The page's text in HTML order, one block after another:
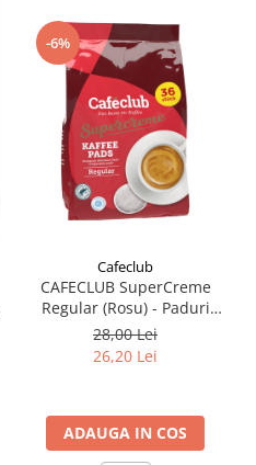
-6%
Cafeclub
CAFECLUB SuperCreme
Regular (Rosu) - Paduri
(Discuri) Compatibile
Senseo 62mm Monodoze
36buc
28,00 Lei
26,20 Lei
ADAUGA IN COS